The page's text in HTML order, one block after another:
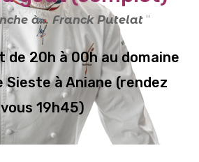
à… Franck Putelat“
de 20h à 00h au domaine
Sieste à Aniane (rendez
vous 19h45)